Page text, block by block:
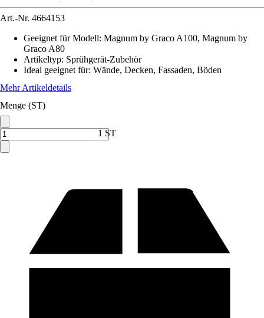
Art.-Nr. 4664153
Geeignet für Modell: Magnum by Graco A100, Magnum by
Graco A80
Artikeltyp: Sprühgerät-Zubehör
Ideal geeignet für: Wände, Decken, Fassaden, Böden
Mehr Artikeldetails
Menge (ST)
1 ST